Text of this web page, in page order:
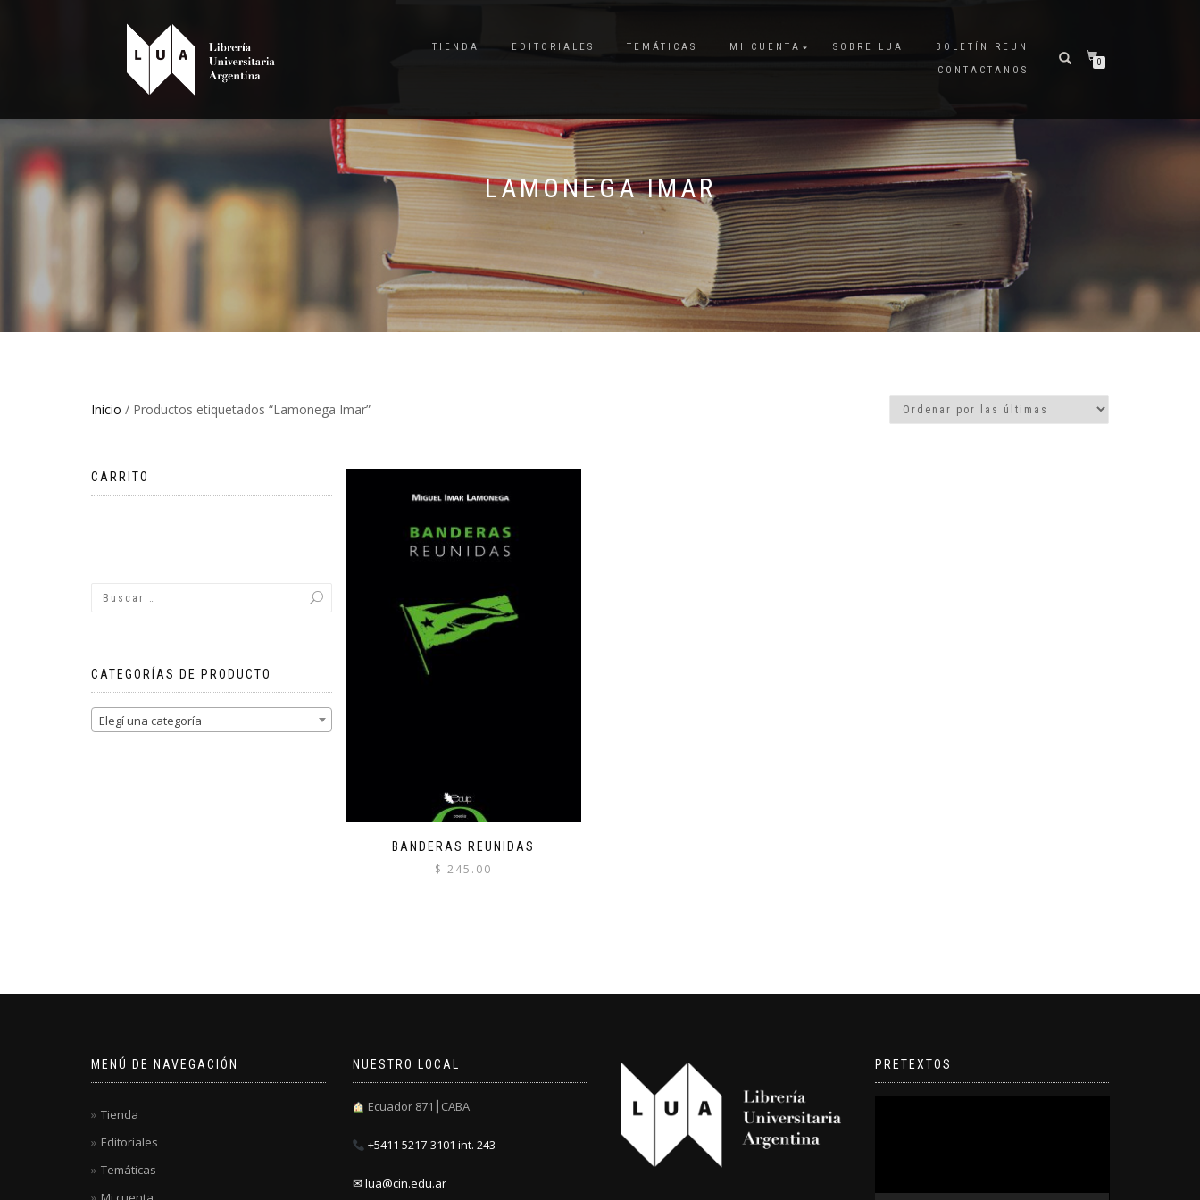
TIENDA EDITORIALES TEMÁTICAS MI CUENTA SOBRE LUA
BOLETÍN REUN
CONTACTANOS
0
LAMONEGA IMAR
Inicio / Productos etiquetados “Lamonega Imar”
BANDERAS REUNIDAS
$ 245.00
CARRITO
CATEGORÍAS DE PRODUCTO
Elegí una categoría
MENÚ DE NAVEGACIÓN
Tienda
Editoriales
Temáticas
NUESTRO LOCAL
Ecuador 871┃CABA
+5411 5217-3101 int. 243
✉ lua@cin.edu.ar
PRETEXTOS